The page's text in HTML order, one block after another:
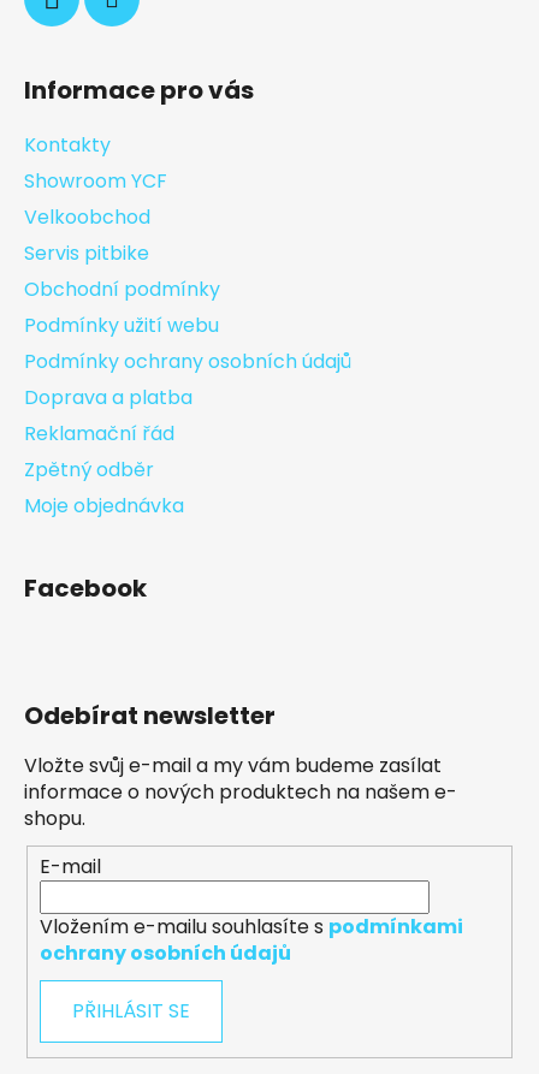
Informace pro vás
Kontakty
Showroom YCF
Velkoobchod
Servis pitbike
Obchodní podmínky
Podmínky užití webu
Podmínky ochrany osobních údajů
Doprava a platba
Reklamační řád
Zpětný odběr
Moje objednávka
Facebook
Odebírat newsletter
Vložte svůj e-mail a my vám budeme zasílat
informace o nových produktech na našem e-
shopu.
E-mail
Vložením e-mailu souhlasíte s podmínkami
ochrany osobních údajů
PŘIHLÁSIT SE